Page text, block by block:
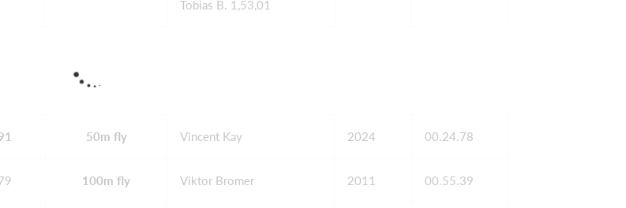
Tobias B. 1,53,01
50m fly Vincent Kay 2024 00.24.78
100m fly Viktor Bromer 2011 00.55.39